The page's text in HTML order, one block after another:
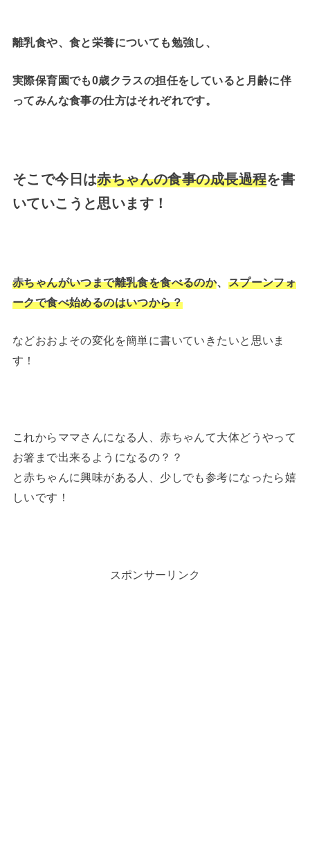
離乳食や、食と栄養についても勉強し、
実際保育園でも0歳クラスの担任をしていると月齢に伴
ってみんな食事の仕方はそれぞれです。
そこで今日は赤ちゃんの食事の成長過程を書
いていこうと思います！
赤ちゃんがいつまで離乳食を食べるのか、 スプーンフォ
ークで食べ始めるのはいつから？
などおおよその変化を簡単に書いていきたいと思いま
す！
これからママさんになる人、赤ちゃんて大体どうやって
お箸まで出来るようになるの？？
と赤ちゃんに興味がある人、少しでも参考になったら嬉
しいです！
スポンサーリンク